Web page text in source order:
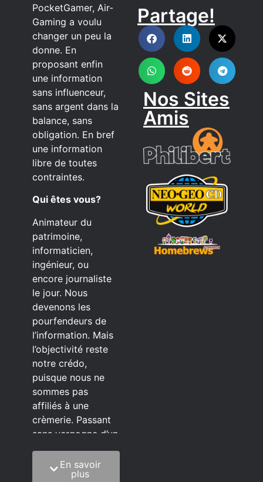
PocketGamer, Air-
Gaming a voulu
changer un peu la
donne. En
proposant enfin
une information
sans influenceur,
sans argent dans la
balance, sans
obligation. En bref
une information
libre de toutes
contraintes.
Qui êtes vous?
Animateur du
patrimoine,
informaticien,
ingénieur, ou
encore journaliste
le jour. Nous
devenons les
pourfendeurs de
l’information. Mais
l’objectivité reste
notre crédo,
puisque nous ne
sommes pas
affiliés à une
crèmerie. Passant
sans vergogne d’un
C’est quoi notre
En savoir
plus
DISCORD
Partage!
Nos Sites
Amis